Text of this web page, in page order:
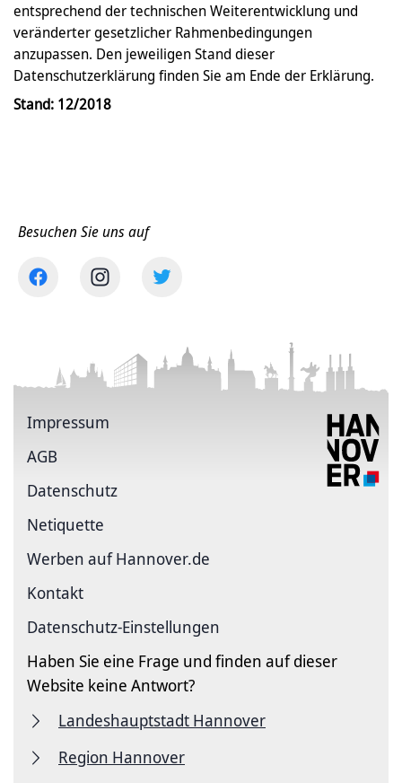
entsprechend der technischen Weiterentwicklung und
veränderter gesetzlicher Rahmenbedingungen
anzupassen. Den jeweiligen Stand dieser
Datenschutzerklärung finden Sie am Ende der Erklärung.
Stand: 12/2018
Besuchen Sie uns auf
Impressum
AGB
Datenschutz
Netiquette
Werben auf Hannover.de
Kontakt
Datenschutz-Einstellungen
Haben Sie eine Frage und finden auf dieser
Website keine Antwort?
Landeshauptstadt Hannover
Region Hannover